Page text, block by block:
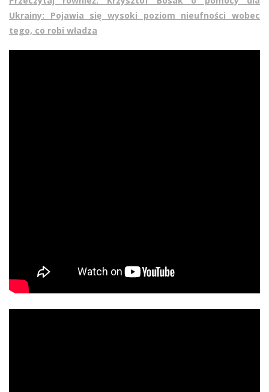
Ukrainy: Pojawia się wysoki poziom nieufności wobec
tego, co robi władza